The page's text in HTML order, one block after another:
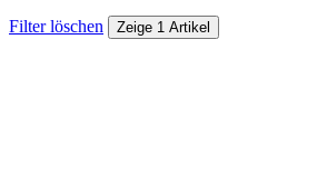
Filter löschen Zeige 1 Artikel